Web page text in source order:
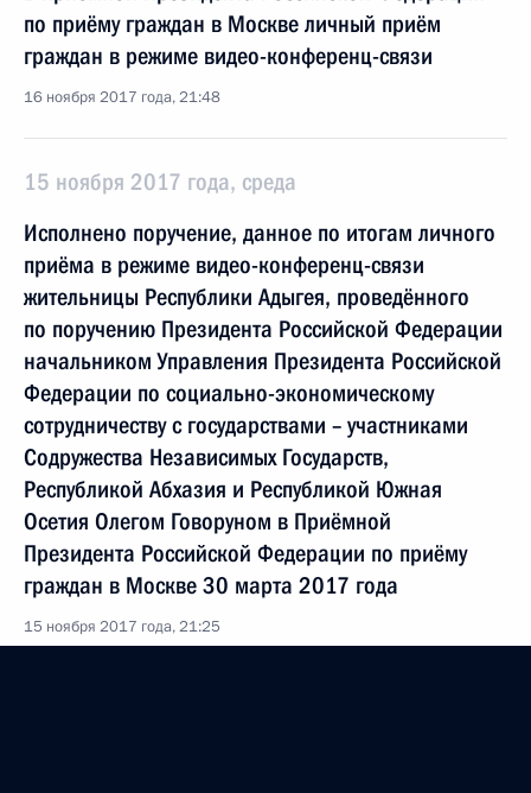
по приёму граждан в Москве личный приём
граждан в режиме видео-конференц-связи
16 ноября 2017 года, 21:48
15 ноября 2017 года, среда
Исполнено поручение, данное по итогам личного
приёма в режиме видео-конференц-связи
жительницы Республики Адыгея, проведённого
по поручению Президента Российской Федерации
начальником Управления Президента Российской
Федерации по социально-экономическому
сотрудничеству с государствами – участниками
Содружества Независимых Государств,
Республикой Абхазия и Республикой Южная
Осетия Олегом Говоруном в Приёмной
Президента Российской Федерации по приёму
граждан в Москве 30 марта 2017 года
15 ноября 2017 года, 21:25